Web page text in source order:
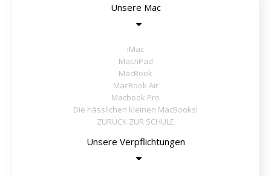
Unsere Mac
iMac
Mac/iPad
MacBook
MacBook Air
Macbook Pro
Die hässlichen kleinen MacBooks!
ZURÜCK ZUR SCHULE
Unsere Verpflichtungen